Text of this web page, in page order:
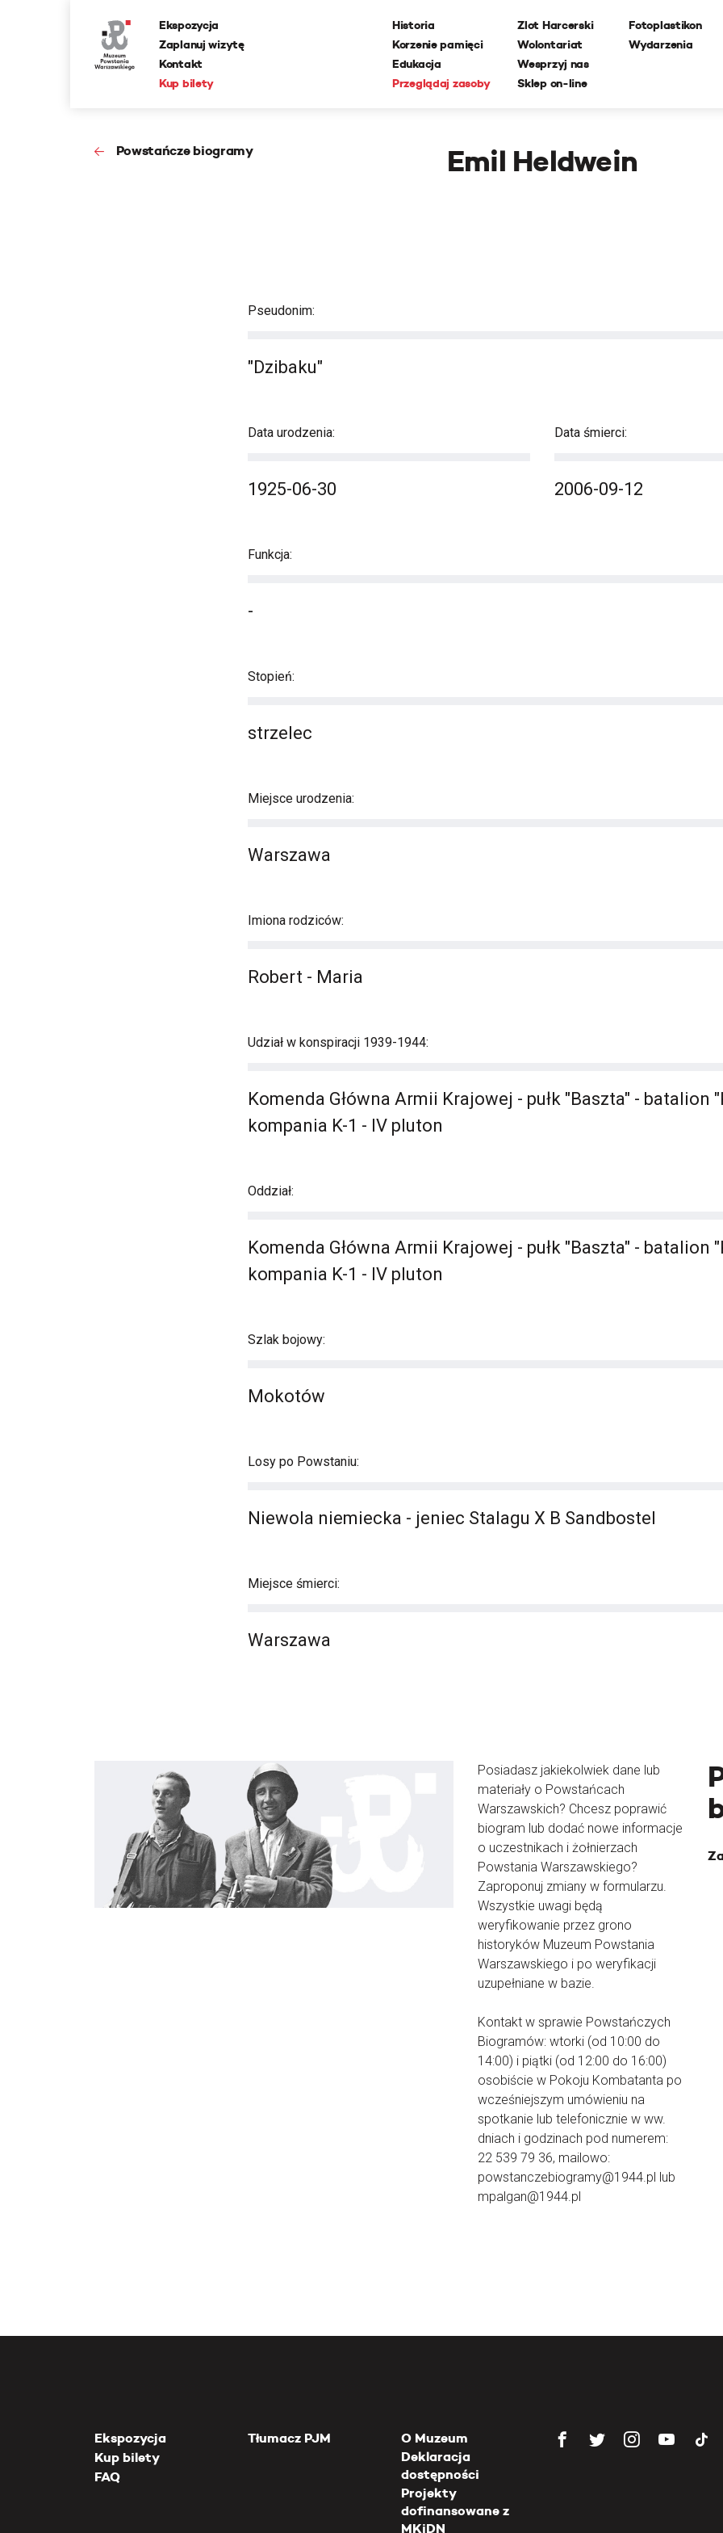
Ekspozycja
Zaplanuj wizytę
Kontakt
Kup bilety
Historia
Korzenie pamięci
Edukacja
Przeglądaj zasoby
Zlot Harcerski
Wolontariat
Wesprzyj nas
Sklep on-line
Fotoplastikon
Wydarzenia
Powstańcze biogramy Emil Heldwein
Pseudonim:
"Dzibaku"
Data urodzenia:
1925-06-30
Data śmierci:
2006-09-12
Funkcja:
-
Stopień:
strzelec
Miejsce urodzenia:
Warszawa
Imiona rodziców:
Robert - Maria
Udział w konspiracji 1939-1944:
Komenda Główna Armii Krajowej - pułk "Baszta" - batalion
kompania K-1 - IV pluton
Oddział:
Komenda Główna Armii Krajowej - pułk "Baszta" - batalion
kompania K-1 - IV pluton
Szlak bojowy:
Mokotów
Losy po Powstaniu:
Niewola niemiecka - jeniec Stalagu X B Sandbostel
Miejsce śmierci:
Warszawa
Posiadasz jakiekolwiek dane lub
materiały o Powstańcach
Warszawskich? Chcesz poprawić
biogram lub dodać nowe informacje
o uczestnikach i żołnierzach
Powstania Warszawskiego?
Zaproponuj zmiany w formularzu.
Wszystkie uwagi będą
weryfikowanie przez grono
historyków Muzeum Powstania
Warszawskiego i po weryfikacji
uzupełniane w bazie.
Kontakt w sprawie Powstańczych
Biogramów: wtorki (od 10:00 do
14:00) i piątki (od 12:00 do 16:00)
osobiście w Pokoju Kombatanta po
wcześniejszym umówieniu na
spotkanie lub telefonicznie w ww.
dniach i godzinach pod numerem:
22 539 79 36, mailowo:
powstanczebiogramy@1944.pl lub
mpalgan@1944.pl
Ekspozycja
Kup bilety
FAQ
Tłumacz PJM
O Muzeum
Deklaracja
dostępności
Projekty
dofinansowane z
MKiDN